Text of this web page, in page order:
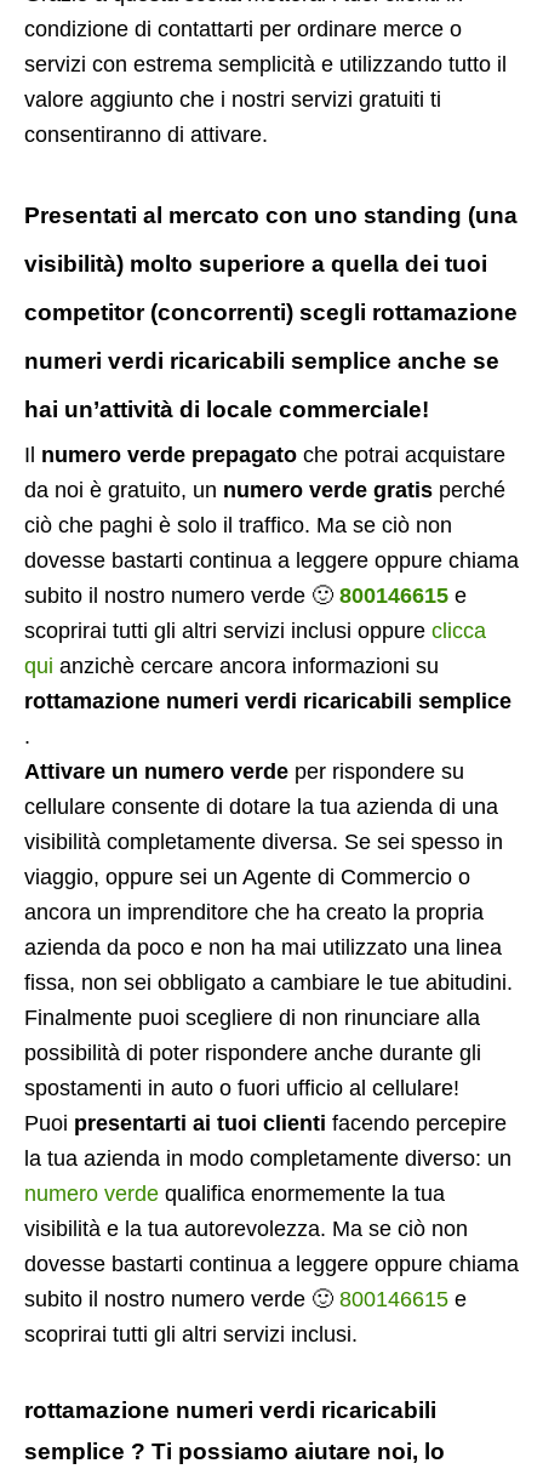
condizione di contattarti per ordinare merce o
servizi con estrema semplicità e utilizzando tutto il
valore aggiunto che i nostri servizi gratuiti ti
consentiranno di attivare.
Presentati al mercato con uno standing (una
visibilità) molto superiore a quella dei tuoi
competitor (concorrenti) scegli rottamazione
numeri verdi ricaricabili semplice anche se
hai un’attività di locale commerciale!
Il numero verde prepagato che potrai acquistare
da noi è gratuito, un numero verde gratis perché
ciò che paghi è solo il traffico. Ma se ciò non
dovesse bastarti continua a leggere oppure chiama
subito il nostro numero verde 🙂 800146615 e
scoprirai tutti gli altri servizi inclusi oppure clicca
qui anzichè cercare ancora informazioni su
rottamazione numeri verdi ricaricabili semplice
.
Attivare un numero verde per rispondere su
cellulare consente di dotare la tua azienda di una
visibilità completamente diversa. Se sei spesso in
viaggio, oppure sei un Agente di Commercio o
ancora un imprenditore che ha creato la propria
azienda da poco e non ha mai utilizzato una linea
fissa, non sei obbligato a cambiare le tue abitudini.
Finalmente puoi scegliere di non rinunciare alla
possibilità di poter rispondere anche durante gli
spostamenti in auto o fuori ufficio al cellulare!
Puoi presentarti ai tuoi clienti facendo percepire
la tua azienda in modo completamente diverso: un
numero verde qualifica enormemente la tua
visibilità e la tua autorevolezza. Ma se ciò non
dovesse bastarti continua a leggere oppure chiama
subito il nostro numero verde 🙂 800146615 e
scoprirai tutti gli altri servizi inclusi.
rottamazione numeri verdi ricaricabili
semplice ? Ti possiamo aiutare noi, lo